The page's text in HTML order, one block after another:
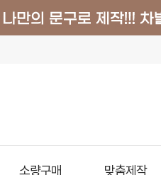
소량구매 맞춤제작